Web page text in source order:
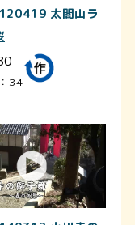
太閤山ラ
34